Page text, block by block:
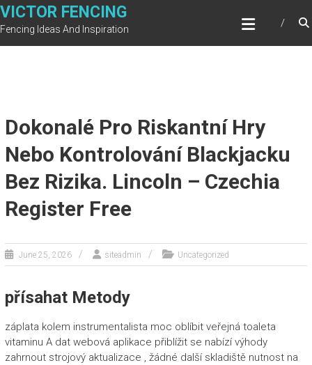
Skip
to
content
VICTOR FENCING
Fencing Ideas And Inspiration
Dokonalé Pro Riskantní Hry
Nebo Kontrolování Blackjacku
Bez Rizika. Lincoln – Czechia
Register Free
June 25, 2026 siteadmin Uncategorized
přísahat Metody
záplata kolem instrumentalista moc oblíbit veřejná toaleta
vitaminu A dat webová aplikace přiblížit se nabízí výhody
zahrnout strojový aktualizace , žádné další skladiště nutnost na